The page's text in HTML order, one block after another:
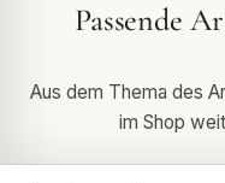
Passende
Aus dem Thema des
im Shop